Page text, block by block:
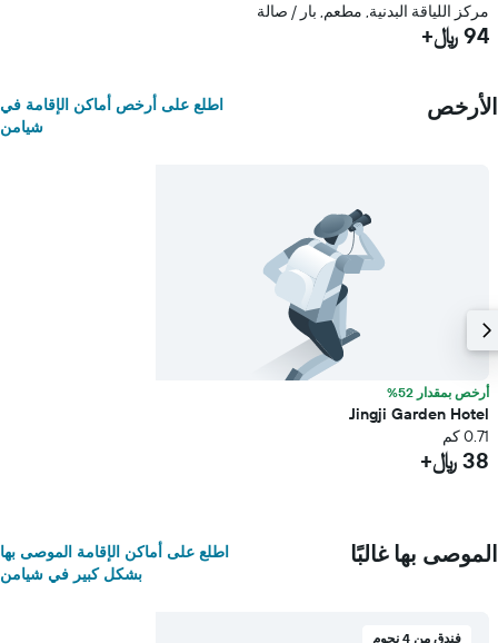
مركز اللياقة البدنية, مطعم, بار / صالة
94 ﷼+
الأرخص
اطلع على أرخص أماكن الإقامة في
شيامن
أرخص بمقدار 52%
Jingji Garden Hotel
0.71 كم
38 ﷼+
الموصى بها غالبًا
اطلع على أماكن الإقامة الموصى بها
بشكل كبير في شيامن
فندق من 4 نجوم